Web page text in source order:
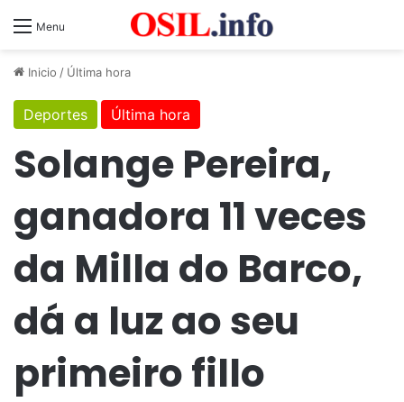
Menu
Inicio / Última hora
Deportes Última hora
Solange Pereira,
ganadora 11 veces
da Milla do Barco,
dá a luz ao seu
primeiro fillo